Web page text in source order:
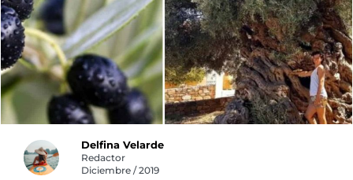
Delfina Velarde
Redactor
Diciembre / 2019